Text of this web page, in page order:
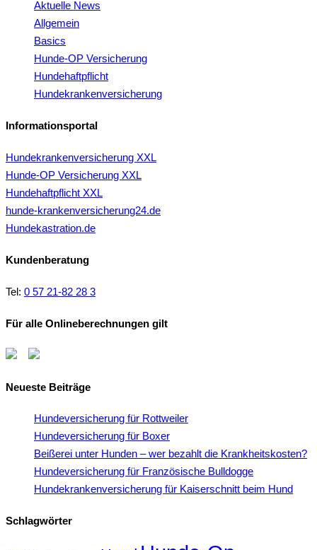
Aktuelle News
Allgemein
Basics
Hunde-OP Versicherung
Hundehaftpflicht
Hundekrankenversicherung
Informationsportal
Hundekrankenversicherung XXL
Hunde-OP Versicherung XXL
Hundehaftpflicht XXL
hunde-krankenversicherung24.de
Hundekastration.de
Kundenberatung
Tel: 0 57 21-82 28 3
Für alle Onlineberechnungen gilt
Neueste Beiträge
Hundeversicherung für Rottweiler
Hundeversicherung für Boxer
Beißerei unter Hunden – wer bezahlt die Krankheitskosten?
Hundeversicherung für Französische Bulldogge
Hundekrankenversicherung für Kaiserschnitt beim Hund
Schlagwörter